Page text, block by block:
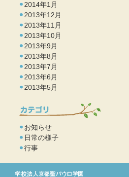
2014年1月
2013年12月
2013年11月
2013年10月
2013年9月
2013年8月
2013年7月
2013年6月
2013年5月
お知らせ
日常の様子
行事